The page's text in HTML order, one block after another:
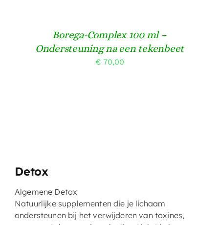
Borega-Complex 100 ml –
Ondersteuning na een tekenbeet
€70,00
Detox
Algemene Detox
Natuurlijke supplementen die je lichaam
ondersteunen bij het verwijderen van toxines,